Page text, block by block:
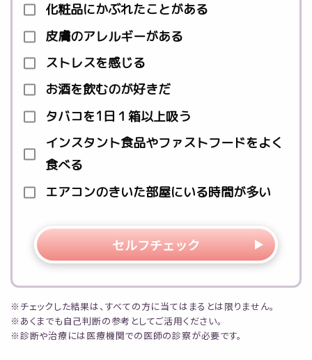
化粧品にかぶれたことがある
皮膚のアレルギーがある
ストレスを感じる
お酒を飲むのが好きだ
タバコを1日１箱以上吸う
インスタント食品やファストフードをよく
食べる
エアコンのきいた部屋にいる時間が多い
セルフチェック
※チェックした結果は、すべての方に当てはまるとは限りません。
※あくまでも自己判断の参考としてご活用ください。
※診断や治療には医療機関での医師の診察が必要です。